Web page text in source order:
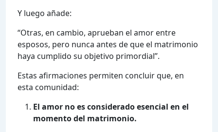
Y luego añade:
“Otras, en cambio, aprueban el amor entre
esposos, pero nunca antes de que el matrimonio
haya cumplido su objetivo primordial”.
Estas afirmaciones permiten concluir que, en
esta comunidad:
El amor no es considerado esencial en el
momento del matrimonio.